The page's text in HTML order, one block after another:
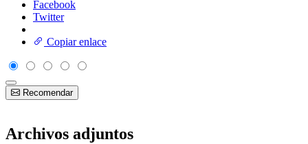
Facebook
Twitter
Copiar enlace
Recomendar
Archivos adjuntos